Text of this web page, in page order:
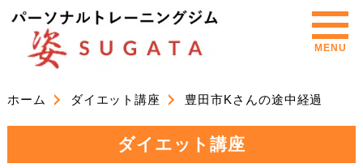
MENU
ホーム ダイエット講座 豊田市Kさんの途中経過
ダイエット講座